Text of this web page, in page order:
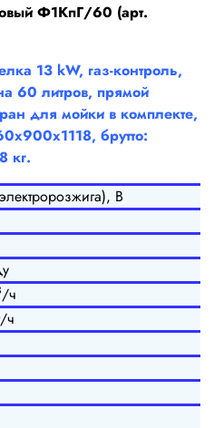
Ф1КпГ/60 (арт.
13 kW, газ-контроль,
60 литров, прямой
для мойки в комплекте,
брутто:
кг.
В
/ч
ч